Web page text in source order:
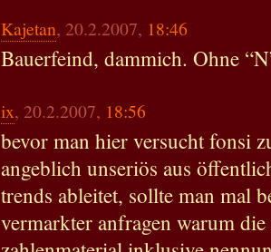
Kajetan, 20.2.2007, 18:46
Bauerfeind, dammich. Ohne
ix, 20.2.2007, 18:56
bevor man hier versucht fonsi
angeblich unseriös aus
trends ableitet, sollte man mal
vermarkter anfragen warum